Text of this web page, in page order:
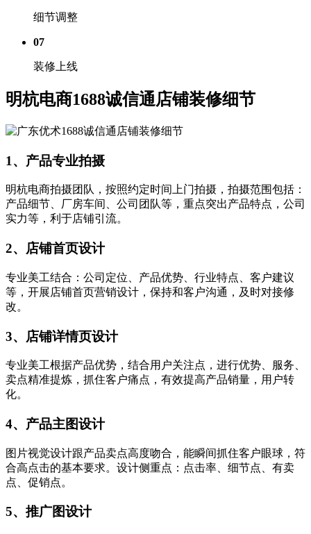
细节调整
07
装修上线
明杭电商1688诚信通店铺装修细节
1、产品专业拍摄
明杭电商拍摄团队，按照约定时间上门拍摄，拍摄范围包括：
产品细节、厂房车间、公司团队等，重点突出产品特点，公司
实力等，利于店铺引流。
2、店铺首页设计
专业美工结合：公司定位、产品优势、行业特点、客户建议
等，开展店铺首页营销设计，保持和客户沟通，及时对接修
改。
3、店铺详情页设计
专业美工根据产品优势，结合用户关注点，进行优势、服务、
卖点精准提炼，抓住客户痛点，有效提高产品销量，用户转
化。
4、产品主图设计
图片视觉设计跟产品卖点高度吻合，能瞬间抓住客户眼球，符
合高点击的基本要求。设计侧重点：点击率、细节点、有卖
点、促销点。
5、推广图设计